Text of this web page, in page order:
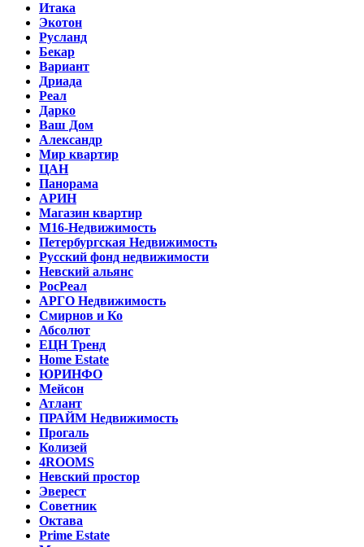
Итака
Экотон
Русланд
Бекар
Вариант
Дриада
Реал
Дарко
Ваш Дом
Александр
Мир квартир
ЦАН
Панорама
АРИН
Магазин квартир
М16-Недвижимость
Петербургская Недвижимость
Русский фонд недвижимости
Невский альянс
РосРеал
АРГО Недвижимость
Смирнов и Ко
Абсолют
ЕЦН Тренд
Home Estate
ЮРИНФО
Мейсон
Атлант
ПРАЙМ Недвижимость
Прогаль
Колизей
4ROOMS
Невский простор
Эверест
Советник
Октава
Prime Estate